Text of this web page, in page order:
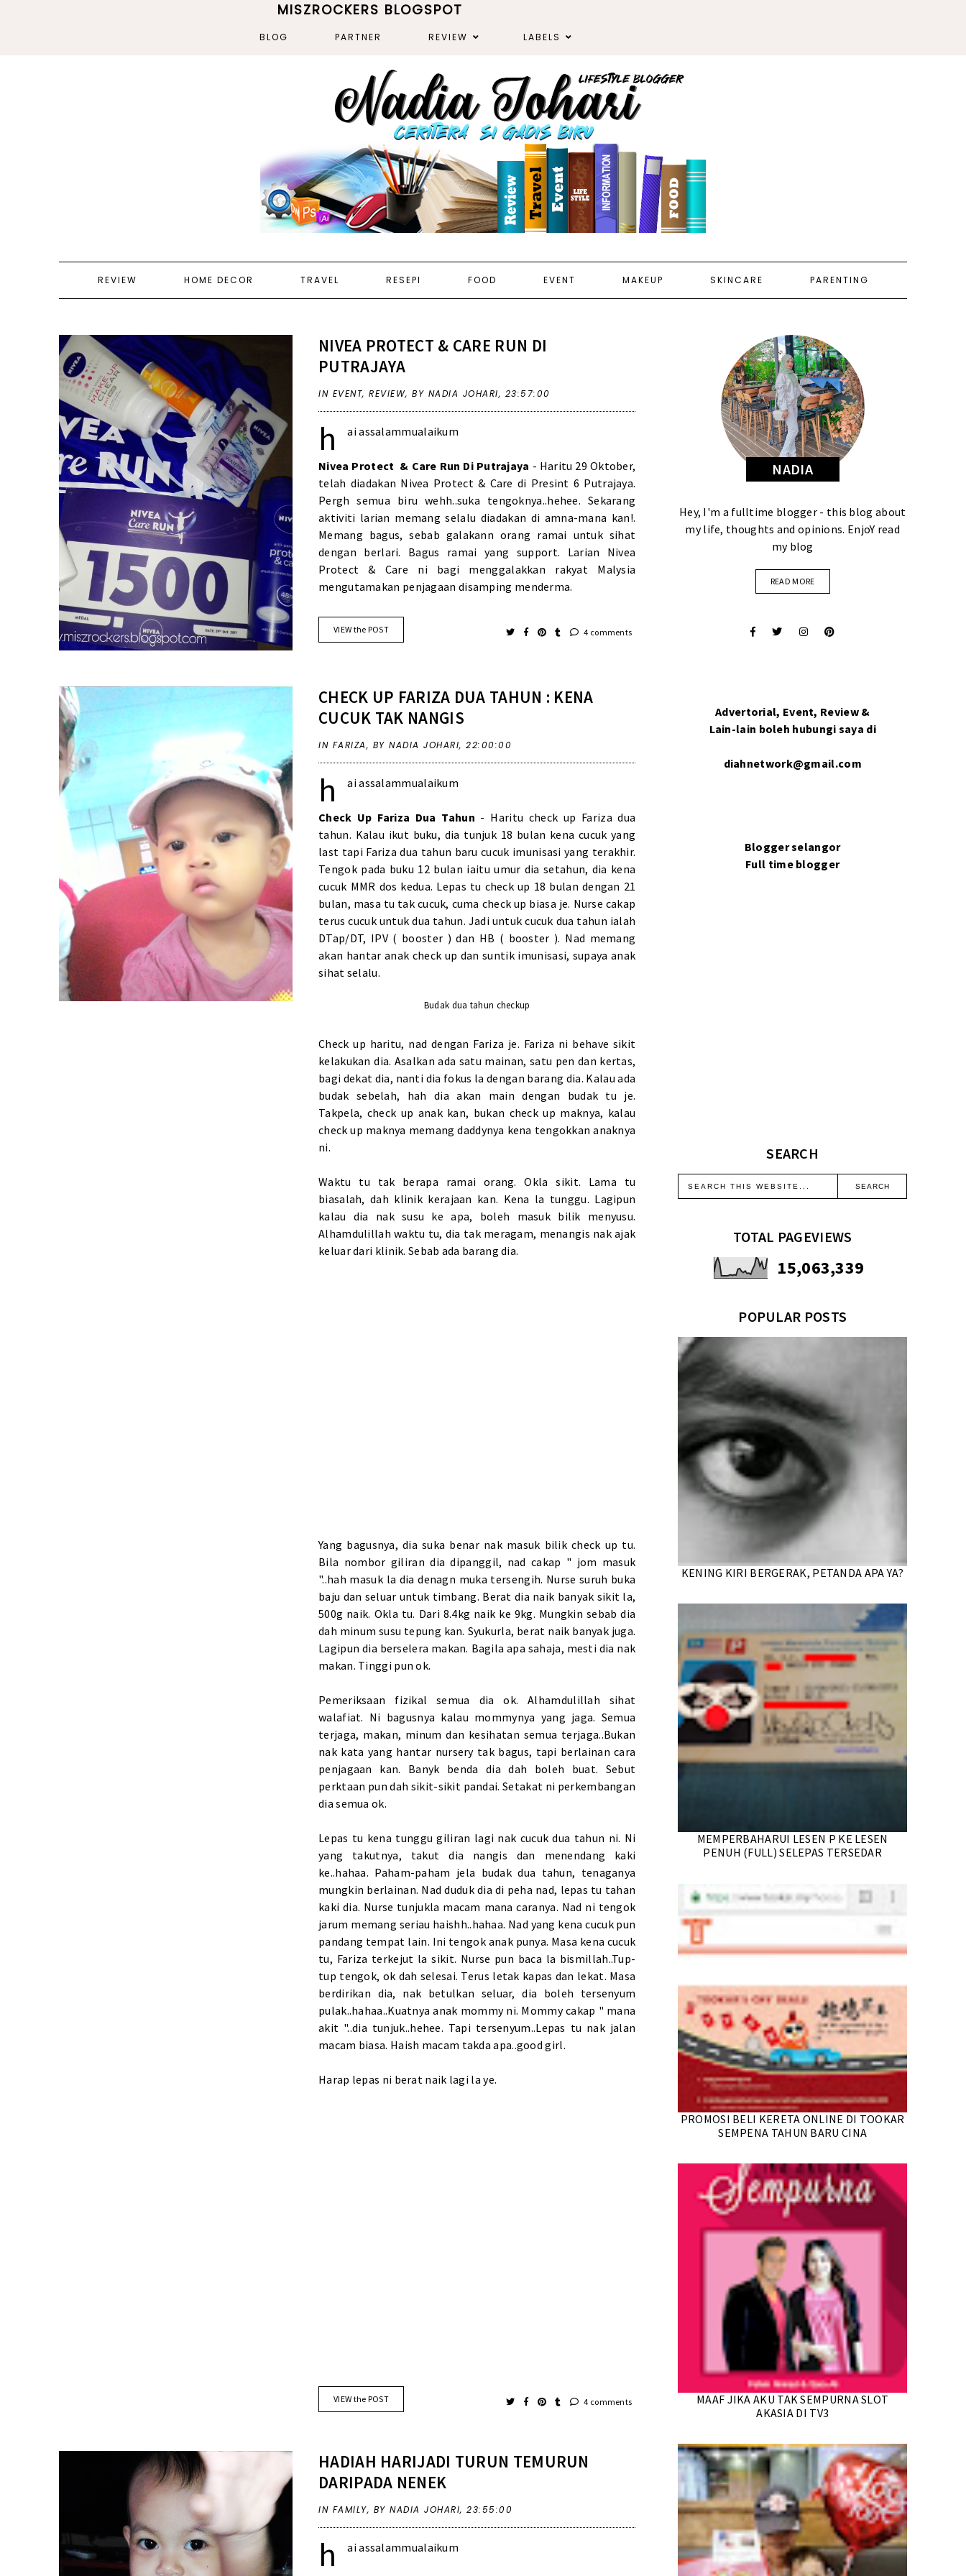
MISZROCKERS BLOGSPOT
BLOG PARTNER REVIEW LABELS
REVIEW HOME DECOR TRAVEL RESEPI FOOD EVENT MAKEUP SKINCARE PARENTING
NIVEA PROTECT & CARE RUN DI
PUTRAJAYA
IN EVENT,REVIEW,BY NADIA JOHARI, 23:57:00
h ai assalammualaikum
Nivea Protect & Care Run Di Putrajaya - Haritu 29 Oktober,
telah diadakan Nivea Protect & Care di Presint 6 Putrajaya.
Pergh semua biru wehh..suka tengoknya..hehee. Sekarang
aktiviti larian memang selalu diadakan di amna-mana kan!.
Memang bagus, sebab galakann orang ramai untuk sihat
dengan berlari. Bagus ramai yang support. Larian Nivea
Protect & Care ni bagi menggalakkan rakyat Malysia
mengutamakan penjagaan disamping menderma.
VIEW the POST 4 comments
CHECK UP FARIZA DUA TAHUN : KENA
CUCUK TAK NANGIS
IN FARIZA, BY NADIA JOHARI,22:00:00
h ai assalammualaikum
Check Up Fariza Dua Tahun - Haritu check up Fariza dua
tahun. Kalau ikut buku, dia tunjuk 18 bulan kena cucuk yang
last tapi Fariza dua tahun baru cucuk imunisasi yang terakhir.
Tengok pada buku 12 bulan iaitu umur dia setahun, dia kena
cucuk MMR dos kedua. Lepas tu check up 18 bulan dengan 21
bulan, masa tu tak cucuk, cuma check up biasa je. Nurse cakap
terus cucuk untuk dua tahun. Jadi untuk cucuk dua tahun ialah
DTap/DT, IPV ( booster ) dan HB ( booster ). Nad memang
akan hantar anak check up dan suntik imunisasi, supaya anak
sihat selalu.
Budak dua tahun checkup
Check up haritu, nad dengan Fariza je. Fariza ni behave sikit
kelakukan dia. Asalkan ada satu mainan, satu pen dan kertas,
bagi dekat dia, nanti dia fokus la dengan barang dia. Kalau ada
budak sebelah, hah dia akan main dengan budak tu je.
Takpela, check up anak kan, bukan check up maknya, kalau
check up maknya memang daddynya kena tengokkan anaknya
ni.
Waktu tu tak berapa ramai orang. Okla sikit. Lama tu
biasalah, dah klinik kerajaan kan. Kena la tunggu. Lagipun
kalau dia nak susu ke apa, boleh masuk bilik menyusu.
Alhamdulillah waktu tu, dia tak meragam, menangis nak ajak
keluar dari klinik. Sebab ada barang dia.
Yang bagusnya, dia suka benar nak masuk bilik check up tu.
Bila nombor giliran dia dipanggil, nad cakap " jom masuk
"..hah masuk la dia denagn muka tersengih. Nurse suruh buka
baju dan seluar untuk timbang. Berat dia naik banyak sikit la,
500g naik. Okla tu. Dari 8.4kg naik ke 9kg. Mungkin sebab dia
dah minum susu tepung kan. Syukurla, berat naik banyak juga.
Lagipun dia berselera makan. Bagila apa sahaja, mesti dia nak
makan. Tinggi pun ok.
Pemeriksaan fizikal semua dia ok. Alhamdulillah sihat
walafiat. Ni bagusnya kalau mommynya yang jaga. Semua
terjaga, makan, minum dan kesihatan semua terjaga..Bukan
nak kata yang hantar nursery tak bagus, tapi berlainan cara
penjagaan kan. Banyk benda dia dah boleh buat. Sebut
perktaan pun dah sikit-sikit pandai. Setakat ni perkembangan
dia semua ok.
Lepas tu kena tunggu giliran lagi nak cucuk dua tahun ni. Ni
yang takutnya, takut dia nangis dan menendang kaki
ke..hahaa. Paham-paham jela budak dua tahun, tenaganya
mungkin berlainan. Nad duduk dia di peha nad, lepas tu tahan
kaki dia. Nurse tunjukla macam mana caranya. Nad ni tengok
jarum memang seriau haishh..hahaa. Nad yang kena cucuk pun
pandang tempat lain. Ini tengok anak punya. Masa kena cucuk
tu, Fariza terkejut la sikit. Nurse pun baca la bismillah..Tup-
tup tengok, ok dah selesai. Terus letak kapas dan lekat. Masa
berdirikan dia, nak betulkan seluar, dia boleh tersenyum
pulak..hahaa..Kuatnya anak mommy ni. Mommy cakap " mana
akit "..dia tunjuk..hehee. Tapi tersenyum..Lepas tu nak jalan
macam biasa. Haish macam takda apa..good girl.
Harap lepas ni berat naik lagi la ye.
VIEW the POST 4 comments
HADIAH HARIJADI TURUN TEMURUN
DARIPADA NENEK
IN FAMILY, BY NADIA JOHARI,23:55:00
h ai assalammualaikum
NADIA
Hey, I'm a fulltime blogger - this blog about
my life, thoughts and opinions. EnjoY read
my blog
READ MORE
Advertorial, Event, Review &
Lain-lain boleh hubungi saya di
diahnetwork@gmail.com
Blogger selangor
Full time blogger
SEARCH
TOTAL PAGEVIEWS
15,063,339
POPULAR POSTS
KENING KIRI BERGERAK, PETANDA APA YA?
MEMPERBAHARUI LESEN P KE LESEN
PENUH (FULL) SELEPAS TERSEDAR
PROMOSI BELI KERETA ONLINE DI TOOKAR
SEMPENA TAHUN BARU CINA
MAAF JIKA AKU TAK SEMPURNA SLOT
AKASIA DI TV3